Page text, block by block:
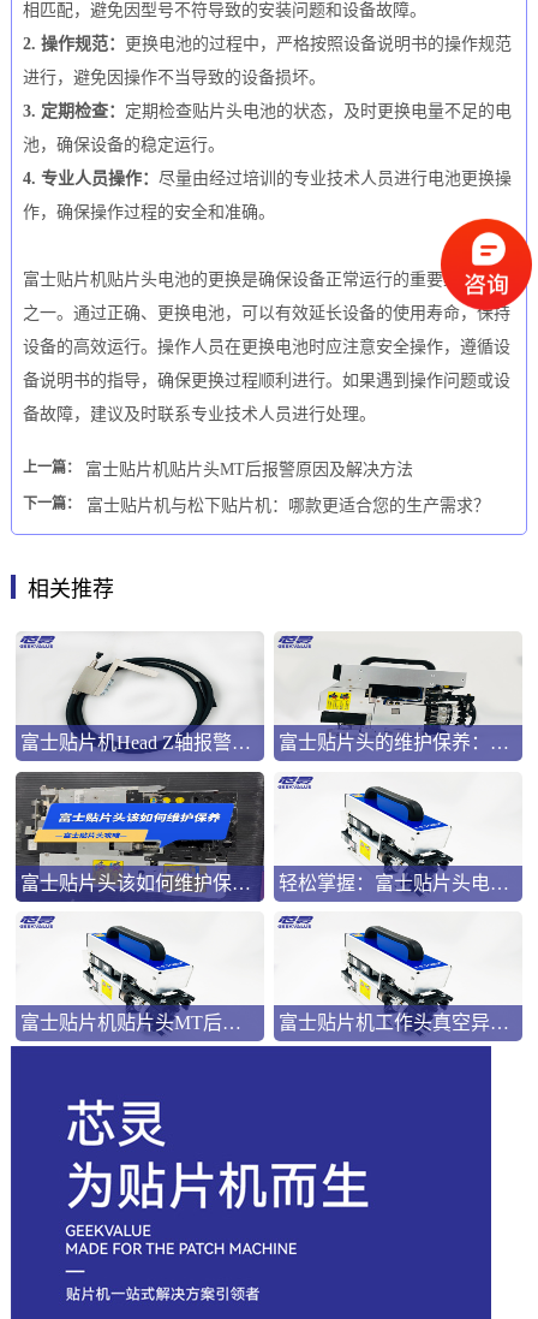
相匹配，避免因型号不符导致的安装问题和设备故障。
2. 操作规范：
更换电池的过程中，严格按照设备说明书的操作规范
进行，避免因操作不当导致的设备损坏。
3. 定期检查： 定期检查贴片头电池的状态，及时更换电量不足的电
池，确保设备的稳定运行。
4. 专业人员操作： 尽量由经过培训的专业技术人员进行电池更换操
作，确保操作过程的安全和准确。
富士贴片机贴片头电池的更换是确保设备正常运行的重要维护工作
之一。通过正确、更换电池，可以有效延长设备的使用寿命，保持
设备的高效运行。操作人员在更换电池时应注意安全操作，遵循设
备说明书的指导，确保更换过程顺利进行。如果遇到操作问题或设
备故障，建议及时联系专业技术人员进行处理。
上一篇： 富士贴片机贴片头MT后报警原因及解决方法
下一篇： 富士贴片机与松下贴片机：哪款更适合您的生产需求？
相关推荐
富士贴片机Head Z轴报警怎么处理 富士贴片头的维护保养：保障高效生产的关键
富士贴片头该如何维护保养？ 轻松掌握：富士贴片头电池更换全攻略
富士贴片机贴片头MT后报警原因及解决方法 富士贴片机工作头真空异常原因及解决方法